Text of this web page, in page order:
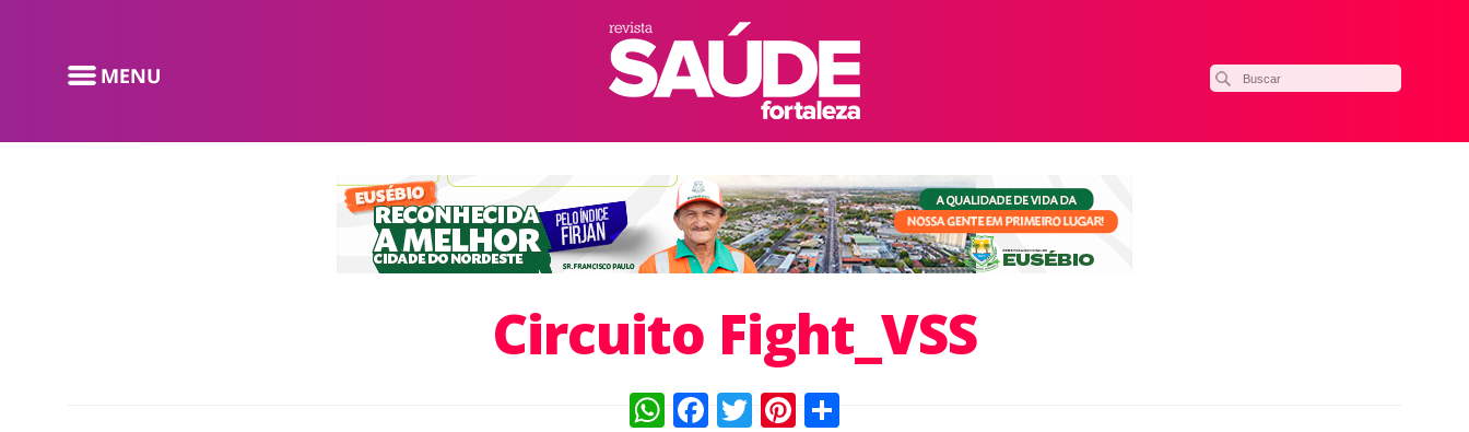
Circuito Fight_VSS
WhatsApp
Facebook
TwitterPinterest